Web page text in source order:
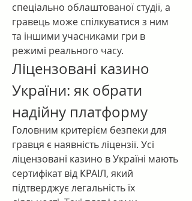
спеціально облаштованої студії, а
гравець може спілкуватися з ним
та іншими учасниками гри в
режимі реального часу.
Ліцензовані казино
України: як обрати
надійну платформу
Головним критерієм безпеки для
гравця є наявність ліцензії. Усі
ліцензовані казино в Україні мають
сертифікат від КРАІЛ, який
підтверджує легальність їх